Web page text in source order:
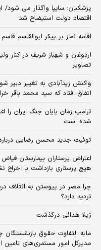
پزشکیان: سایپا واگذار می شود/
اقتصاد دولت استیضاح شد
اقامه نماز بر پیکر ابوالقاسم
اردوغان و شهباز شریف در کنار
تصاویر
واکنش زیدآبادی به تغییر
اتفاق افتاد که سید محمد باقر
ترامپ زمان پایان جنگ ایران را
شده است
توئیت جدید محسن رضایی
اعتراض پرستاران بیمارستان
هیچ پرستاری بازداشت یا اخراج
چرا مصر در پیوستن به ائتلاف
تردید دارد؟
ژیلا هدائی درگذشت
مابه التفاوت حقوق
مدیرکل امور مستمری‌های تامین